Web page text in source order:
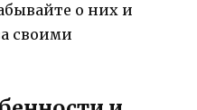
о них и
своими